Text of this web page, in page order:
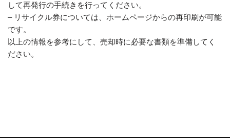
して再発行の手続きを行ってください。
– リサイクル券については、ホームページからの再印刷が可能
です。
以上の情報を参考にして、売却時に必要な書類を準備してく
ださい。